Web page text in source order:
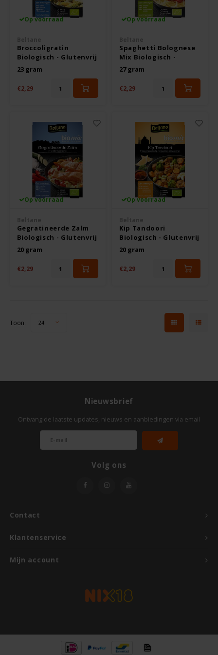
Rosies
Schär
Schnitzer
Slaapmutske
Sublimix
Swiet Moffo
Tasty Me
TerraSana
Turtle
VA Foods/NOMM'it
Yakso
Op voorraad
Broccoligratin
Biologisch - Glutenvrij
23 gram
€2,29
Op voorraad
Spaghetti Bolognese
Mix Biologisch -
Glutenvrij
27 gram
€2,29
Op voorraad
Gegratineerde Zalm
Biologisch - Glutenvrij
20 gram
€2,29
Op voorraad
Kip Tandoori
Biologisch - Glutenvrij
20 gram
€2,29
Toon: 24
Contact
Nieuwsbrief
Ontvang de laatste updates, nieuws en aanbiedingen via email
Volg ons
Klantenservice
Mijn account